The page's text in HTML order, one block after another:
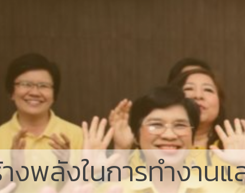
งพลังในการทำงาน